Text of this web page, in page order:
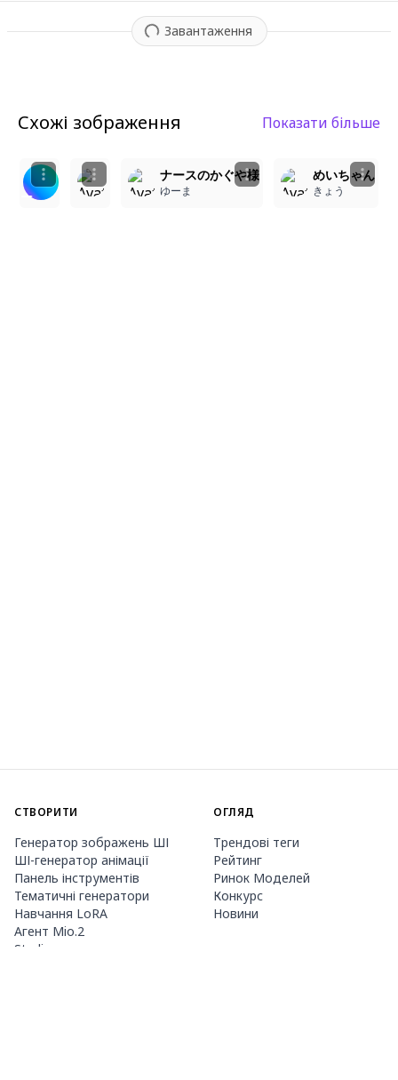
Завантаження
Схожі зображення Показати більше
かたつむり
看護師の少女が魅せる魅惑の眼差し
ぽよぽよ(美少女好きなの)
ナースのかぐや様
ゆーま
めいちゃん
きょう
СТВОРИТИ
Генератор зображень ШІ
ШІ-генератор анімації
Панель інструментів
Тематичні генератори
Навчання LoRA
Агент Mio.2
Studio
ОГЛЯД
Трендові теги
Рейтинг
Ринок Моделей
Конкурс
Новини